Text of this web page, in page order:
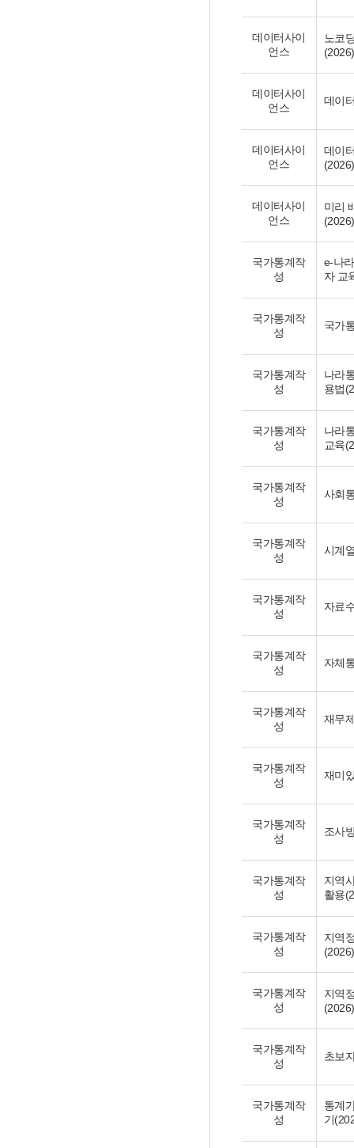
데이터사이
언스
노코
(2026)
데이터사이
언스
데이
데이터사이
언스
데이
(2026)
데이터사이
언스
미리
(2026)
국가통계작
성
e-나
자 교
국가통계작
성
국가
국가통계작
성
나라
용법
국가통계작
성
나라
교육
국가통계작
성
사회
국가통계작
성
시계
국가통계작
성
자료
국가통계작
성
자체
국가통계작
성
재무
국가통계작
성
재미
국가통계작
성
조사
국가통계작
성
지역
활용
국가통계작
성
지역
(2026)
국가통계작
성
지역
(2026)
국가통계작
성
초보
국가통계작
성
통계
기